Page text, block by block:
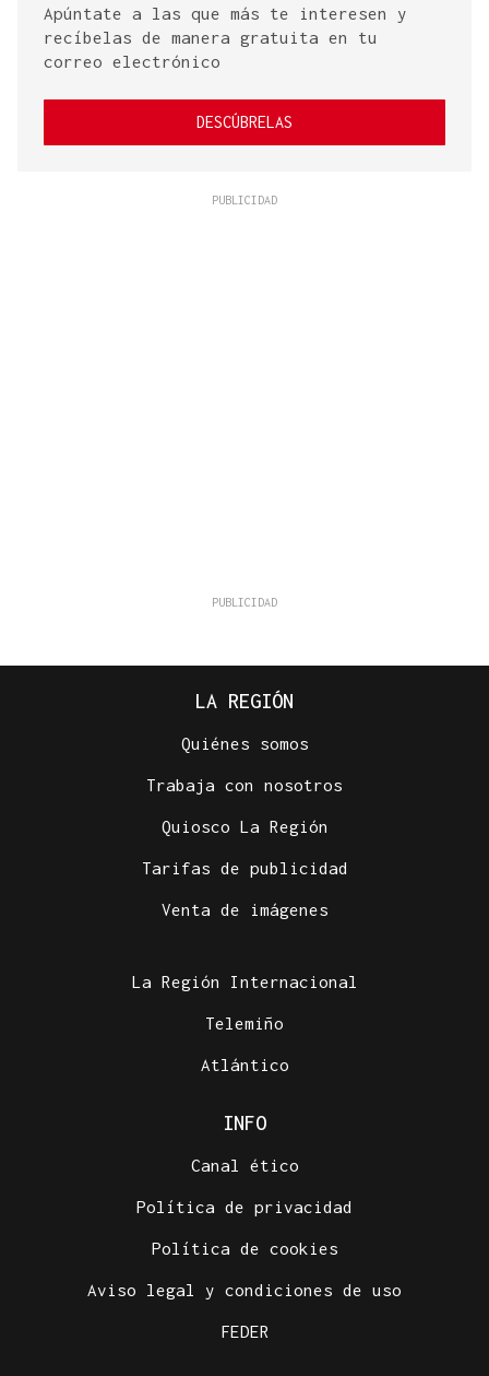
Apúntate a las que más te interesen y
recíbelas de manera gratuita en tu
correo electrónico
DESCÚBRELAS
LA REGIÓN
Quiénes somos
Trabaja con nosotros
Quiosco La Región
Tarifas de publicidad
Venta de imágenes
La Región Internacional
Telemiño
Atlántico
INFO
Canal ético
Política de privacidad
Política de cookies
Aviso legal y condiciones de uso
FEDER